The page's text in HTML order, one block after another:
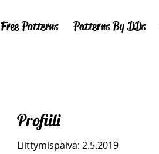
Free Patterns Patterns By DDs
Profiili
Liittymispäivä: 2.5.2019